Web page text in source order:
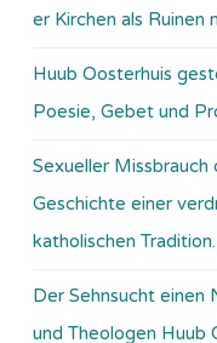
er Kirchen als Ruinen
Huub Oosterhuis
Poesie, Gebet und
Sexueller
Geschichte einer
katholischen Tradition.
Der Sehnsucht einen
und Theologen Huub